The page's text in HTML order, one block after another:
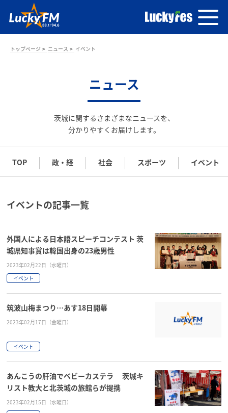
トップページ ニュース イベント
ニュース
茨城に関するさまざまなニュースを、
分かりやすくお届けします。
TOP 政・経 社会 スポーツ イベント
イベントの記事一覧
外国人による日本語スピーチコンテスト 茨
城県知事賞は韓国出身の23歳男性
2023年02月22日（水曜日）
イベント
筑波山梅まつり…あす18日開幕
2023年02月17日（金曜日）
イベント
あんこうの肝油でベビーカステラ 茨城キ
リスト教大と北茨城の旅館らが提携
2023年02月15日（水曜日）